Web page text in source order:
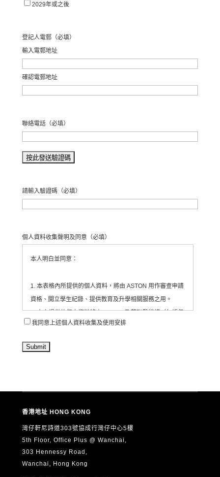
2029年或之後
登記人電郵（必填）
輸入電郵地址
確認電郵地址
聯絡電話（必填）
請輸入驗證碼（必填）
個人資料收集聲明及同意（必填）
本人明白並同意：
1. 本表格內所提供的個人資料，將由 ASTON 用作審查申請
資格、開立學生紀錄、提供教育及升學相關服務之用。
2. 本人提供的個人資料將由 ASTON 及其聯繫機構（包括但
不限於合作教育機構、活動承辦單位等）收集、處理及使
3. ASTON 會將有關資料存放於為每位學生/申請人開設的紀
式，向本人發送有關教育、升學、展覽、活動、課程及服務
銷同意，而不影響其他用途的合法處理。
我同意上述個人資料收集及使用安排
香港地址 HONG KONG
灣仔軒尼詩道303號協成行灣仔中心5樓
5th Floor, Office Plus @ Wanchai,
303 Hennessy Road,
Wanchai, Hong Kong